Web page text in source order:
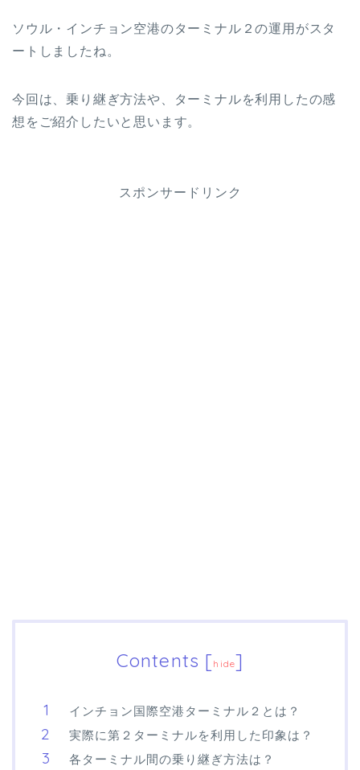
ソウル・インチョン空港のターミナル２の運用がスタ
ートしましたね。
今回は、乗り継ぎ方法や、ターミナルを利用したの感
想をご紹介したいと思います。
スポンサードリンク
Contents [ hide]
インチョン国際空港ターミナル２とは？
実際に第２ターミナルを利用した印象は？
各ターミナル間の乗り継ぎ方法は？